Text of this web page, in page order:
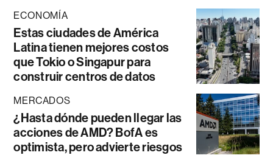
ECONOMÍA
Estas ciudades de América
Latina tienen mejores costos
que Tokio o Singapur para
construir centros de datos
MERCADOS
¿Hasta dónde pueden llegar las
acciones de AMD? BofA es
optimista, pero advierte riesgos